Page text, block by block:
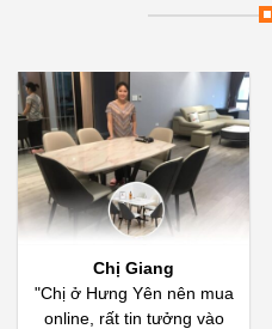
Chị Giang
"Chị ở Hưng Yên nên mua
online, rất tin tưởng vào